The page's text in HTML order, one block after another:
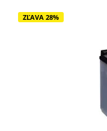
ZĽAVA 28%